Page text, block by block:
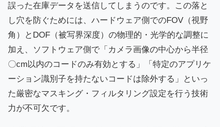
誤った在庫データを送信してしまうのです。この落と
し穴を防ぐためには、ハードウェア側でのFOV（視野
角）とDOF（被写界深度）の物理的・光学的な調整に
加え、ソフトウェア側で「カメラ画像の中心から半径
〇cm以内のコードのみ有効とする」「特定のアプリケ
ーション識別子を持たないコードは除外する」といっ
た厳密なマスキング・フィルタリング設定を行う技術
力が不可欠です。